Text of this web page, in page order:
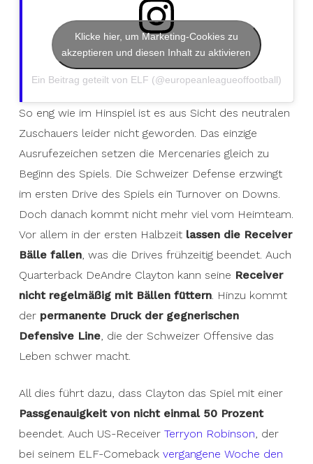
Ein Beitrag geteilt von ELF (@europeanleagueoffootball)
Klicke hier, um Marketing-Cookies zu
akzeptieren und diesen Inhalt zu aktivieren
So eng wie im Hinspiel ist es aus Sicht des neutralen
Zuschauers leider nicht geworden. Das einzige
Ausrufezeichen setzen die Mercenaries gleich zu
Beginn des Spiels. Die Schweizer Defense erzwingt
im ersten Drive des Spiels ein Turnover on Downs.
Doch danach kommt nicht mehr viel vom Heimteam.
Vor allem in der ersten Halbzeit lassen die Receiver
Bälle fallen, was die Drives frühzeitig beendet. Auch
Quarterback DeAndre Clayton kann seine Receiver
nicht regelmäßig mit Bällen füttern. Hinzu kommt
der permanente Druck der gegnerischen
Defensive Line, die der Schweizer Offensive das
Leben schwer macht.
All dies führt dazu, dass Clayton das Spiel mit einer
Passgenauigkeit von nicht einmal 50 Prozent
beendet. Auch US-Receiver Terryon Robinson, der
bei seinem ELF-Comeback vergangene Woche den